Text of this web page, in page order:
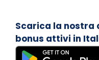
Scarica la nostra
bonus attivi in